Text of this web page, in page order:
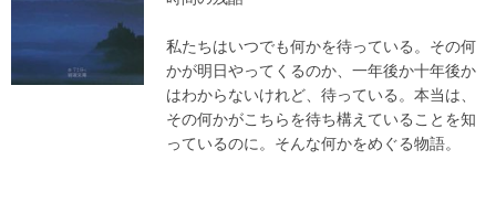
私たちはいつでも何かを待っている。その何
かが明日やってくるのか、一年後か十年後か
はわからないけれど、待っている。本当は、
その何かがこちらを待ち構えていることを知
っているのに。そんな何かをめぐる物語。